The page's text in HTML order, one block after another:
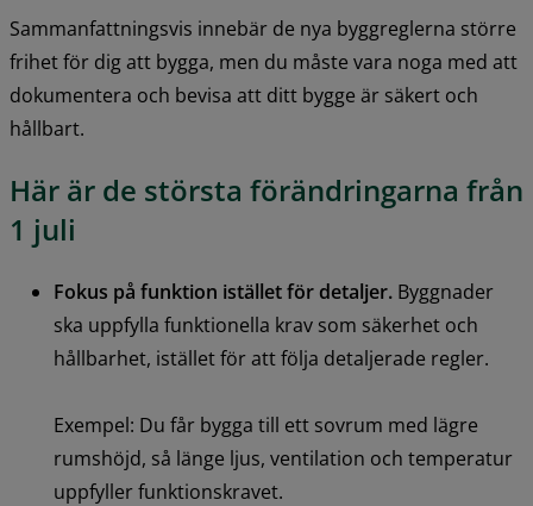
Sammanfattningsvis innebär de nya byggreglerna större
frihet för dig att bygga, men du måste vara noga med att
dokumentera och bevisa att ditt bygge är säkert och
hållbart.
Här är de största förändringarna från
1 juli
Fokus på funktion istället för detaljer. Byggnader
ska uppfylla funktionella krav som säkerhet och
hållbarhet, istället för att följa detaljerade regler.
Exempel: Du får bygga till ett sovrum med lägre
rumshöjd, så länge ljus, ventilation och temperatur
uppfyller funktionskravet.